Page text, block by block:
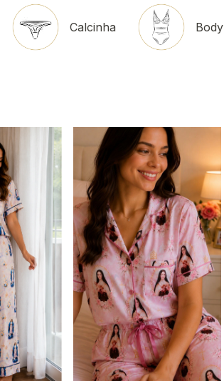
Calcinha Body